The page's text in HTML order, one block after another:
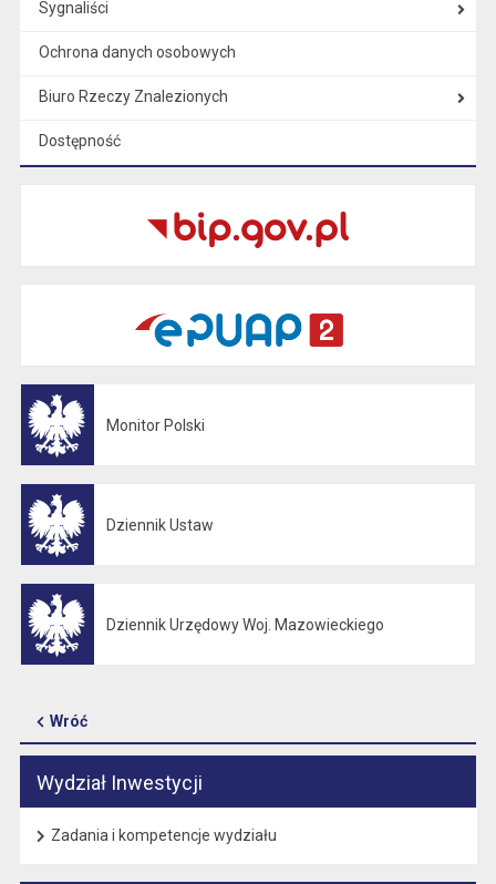
Sygnaliści
Ochrona danych osobowych
Biuro Rzeczy Znalezionych
Dostępność
Monitor Polski
Dziennik Ustaw
Dziennik Urzędowy Woj. Mazowieckiego
Wróć
Wydział Inwestycji
Zadania i kompetencje wydziału